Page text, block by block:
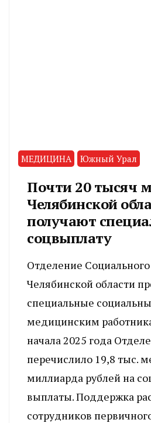
МЕДИЦИНА Южный Урал
Почти 20 тысяч
Челябинской
получают
соцвыплату
Отделение
Челябинской области
специальные
медицинским
начала 2025 года
перечислило 19,8 тыс.
миллиарда рублей на
выплаты. Поддержка
сотрудников